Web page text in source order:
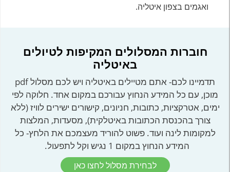
ואגמים בצפון איטליה.
חוברות המסלולים המקיפות לטיולים
באיטליה
תדמיינו לכם- אתם מטיילים באיטליה ויש לכם מסלול pdf
מוכן, עם כל המידע הנחוץ עבורכם במקום אחד. חלוקה לפי
ימים, אטרקציות, כתובות, חניונים, קישורים ישירים לוויז (ללא
צורך בהכנסת הכתובות באיטלקית), מסעדות, המלצות
למקומות לינה ועוד. פשוט להוריד מעצמכם את הלחץ- כל
המידע הנחוץ במקום 1 נגיש וקל לתפעול.
לבחירת מסלול לחצו כאן